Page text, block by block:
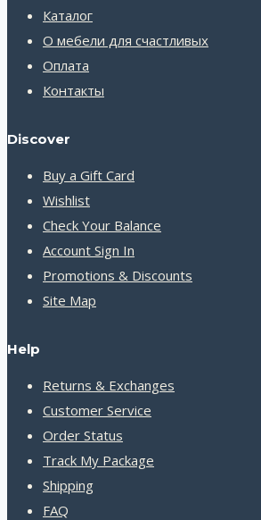
Каталог
О мебели для счастливых
Оплата
Контакты
Discover
Buy a Gift Card
Wishlist
Check Your Balance
Account Sign In
Promotions & Discounts
Site Map
Help
Returns & Exchanges
Customer Service
Order Status
Track My Package
Shipping
FAQ